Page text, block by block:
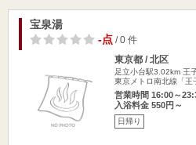
宝泉湯
-点/ 0 件
東京都 / 北区
足立小台駅3.02km 王
東京メトロ南北線「王
営業時間 16:00～
入浴料金 550円～
日帰り